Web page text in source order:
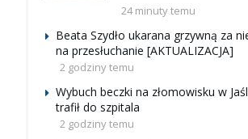
24 minuty temu
Beata Szydło ukarana grzywną za
na przesłuchanie [AKTUALIZACJA]
2 godziny temu
Wybuch beczki na złomowisku w
trafił do szpitala
2 godziny temu